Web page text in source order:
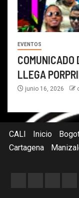
EVENTOS
LLEGA
junio 16, 2026
CALI Inicio
Cartagena